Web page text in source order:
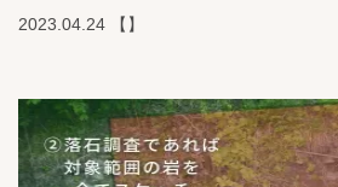
2023.04.24 【】